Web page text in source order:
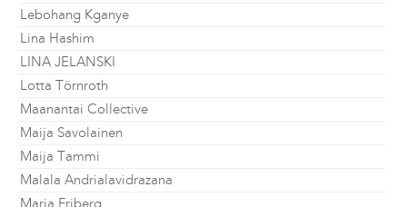
Lebohang Kganye
Lina Hashim
LINA JELANSKI
Lotta Törnroth
Maanantai Collective
Maija Savolainen
Maija Tammi
Malala Andrialavidrazana
Maria Friberg